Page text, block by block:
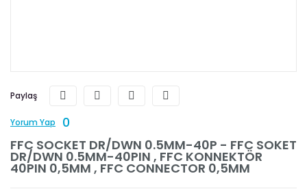
Paylaş
Yorum Yap
0
FFC SOCKET DR/DWN 0.5MM-40P - FFC SOKET
DR/DWN 0.5MM-40PIN , FFC KONNEKTÖR
40PIN 0,5MM , FFC CONNECTOR 0,5MM